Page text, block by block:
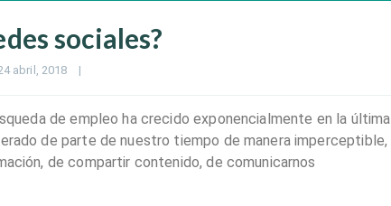
sociales?
abril, 2018 |
de empleo ha crecido exponencialmente en la última
de parte de nuestro tiempo de manera imperceptible,
de compartir contenido, de comunicarnos